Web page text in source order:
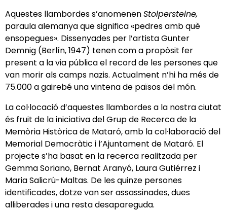
Aquestes llambordes s’anomenenStolpersteine,
paraula alemanya que significa «pedres amb què
ensopegues». Dissenyades per l’artista Gunter
Demnig (Berlín, 1947) tenen com a propòsit fer
present a la via pública el record de les persones que
van morir als camps nazis. Actualment n’hi ha més de
75.000 a gairebé una vintena de països del món.
La col·locació d’aquestes llambordes a la nostra ciutat
és fruit de la iniciativa del Grup de Recerca de la
Memòria Històrica de Mataró, amb la col·laboració del
Memorial Democràtic i l’Ajuntament de Mataró. El
projecte s’ha basat en la recerca realitzada per
Gemma Soriano, Bernat Aranyó, Laura Gutiérrez i
Maria Salicrú-Maltas. De les quinze persones
identificades, dotze van ser assassinades, dues
alliberades i una resta desapareguda.